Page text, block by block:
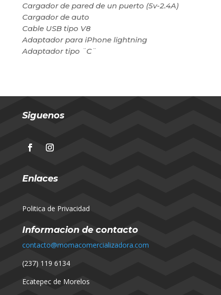
Cargador de pared de un puerto (5v-2.4A)
Cargador de auto
Cable USB tipo V8
Adaptador para iPhone lightning
Adaptador tipo ¨C¨
Siguenos
Enlaces
Politica de Privacidad
Informacion de contacto
contacto@momacomercializadora.com
(237) 119 6134
Ecatepec de Morelos